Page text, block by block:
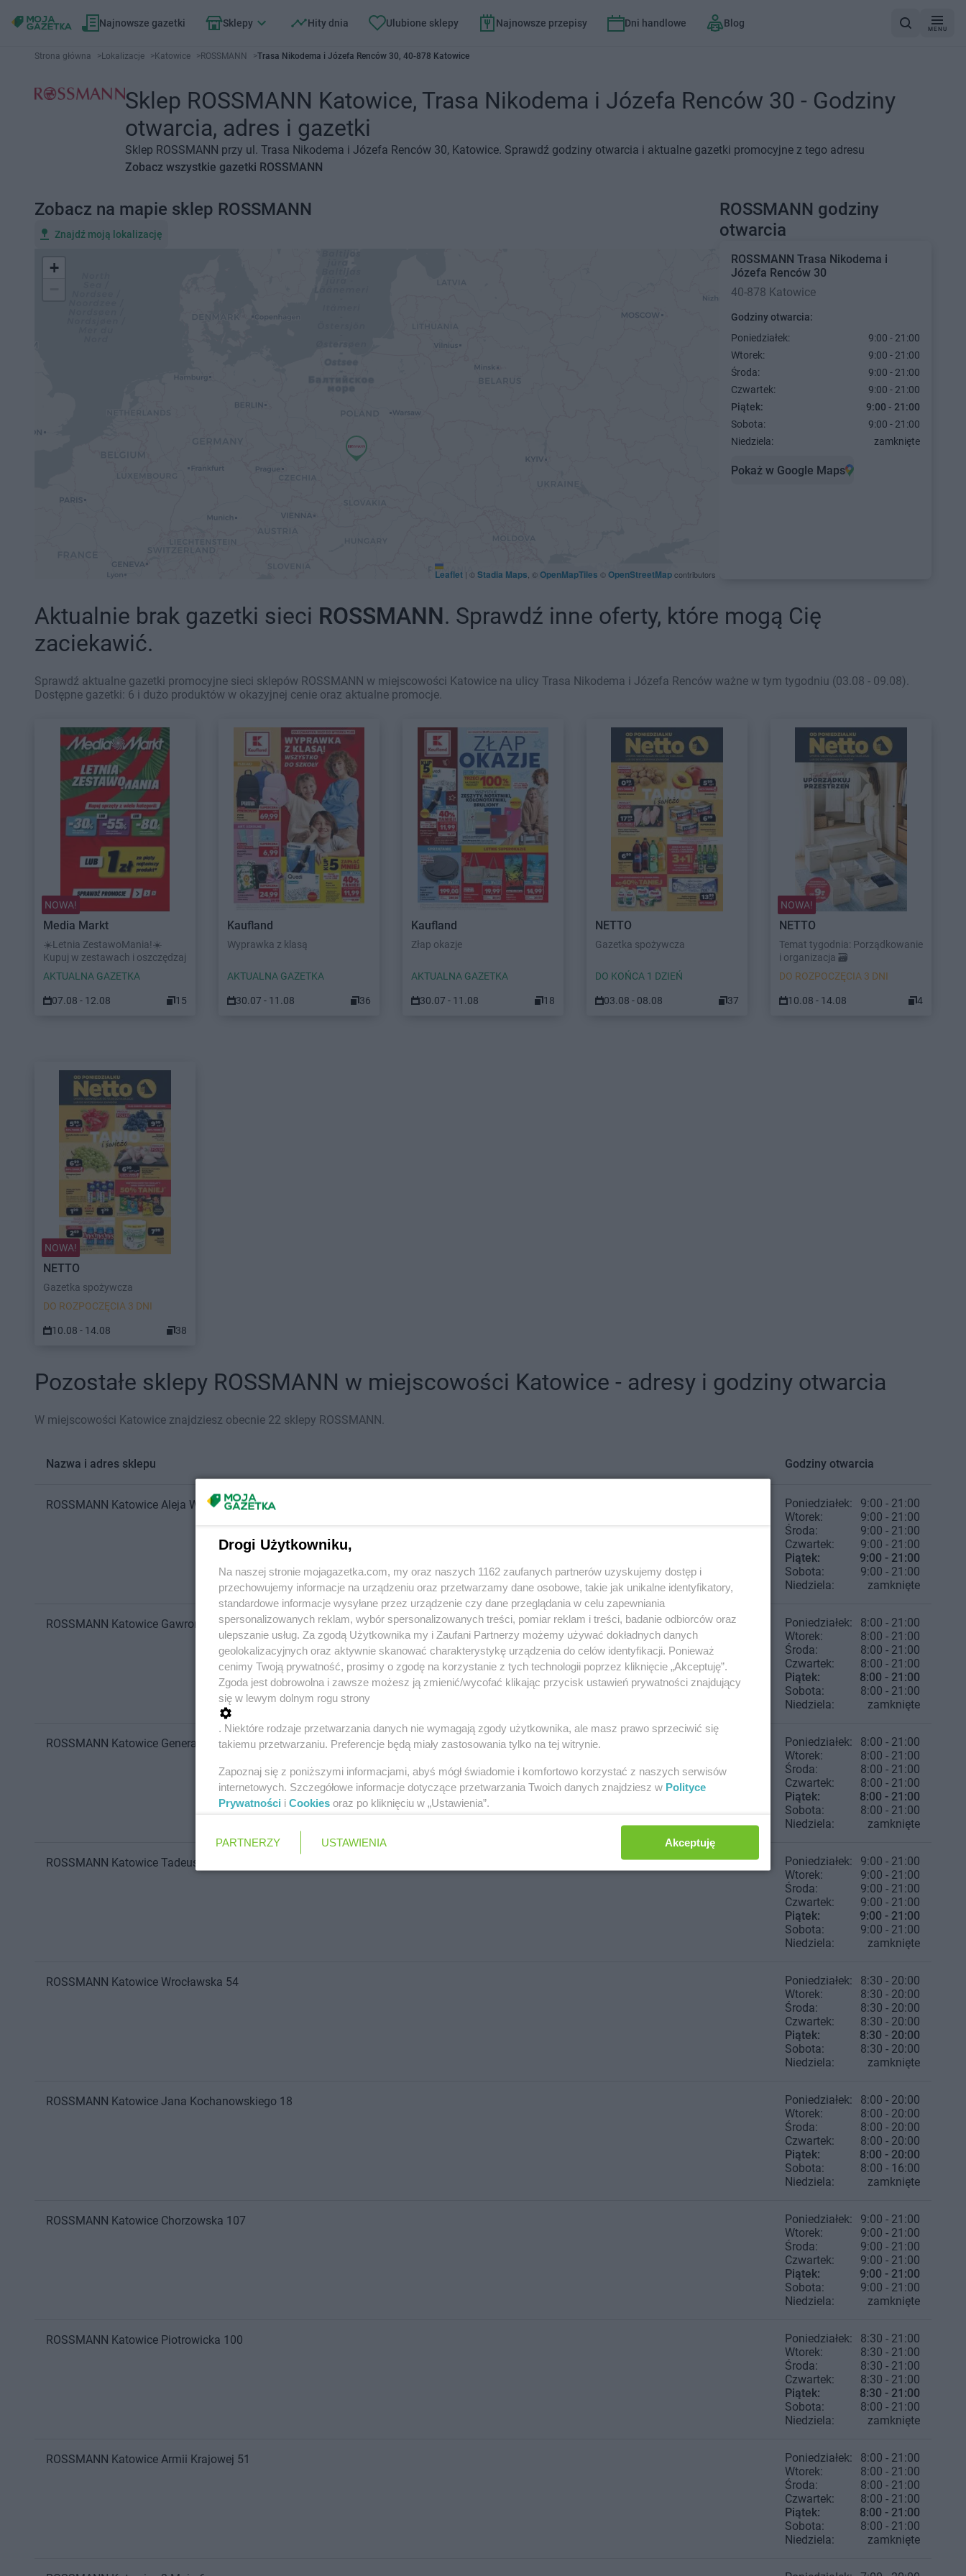
Najnowsze gazetki Sklepy Hity dnia Ulubione sklepy Najnowsze przepisy Dni handlowe Blog
MENU
Strona główna >Lokalizacje >Katowice >ROSSMANN >Trasa Nikodema i Józefa Renców 30, 40-878 Katowice
Sklep ROSSMANN Katowice, Trasa Nikodema i Józefa Renców 30 - Godziny
otwarcia, adres i gazetki
Sklep ROSSMANN przy ul. Trasa Nikodema i Józefa Renców 30, Katowice. Sprawdź godziny otwarcia i aktualne gazetki promocyjne z tego adresu
Zobacz wszystkie gazetki ROSSMANN
ROSSMANN godziny
otwarcia
ROSSMANN Trasa Nikodema i
Józefa Renców 30
40-878 Katowice
Godziny otwarcia:
Poniedziałek:
9:00 - 21:00
Wtorek:
9:00 - 21:00
Środa:
9:00 - 21:00
Czwartek:
9:00 - 21:00
Piątek:
9:00 - 21:00
Sobota:
9:00 - 21:00
Niedziela:
zamknięte
Pokaż w Google Maps
Zobacz na mapie sklep ROSSMANN
Znajdź moją lokalizację
+
Leaflet | ©Stadia Maps , ©OpenMapTiles ©OpenStreetMapcontributors
Aktualnie brak gazetki sieci ROSSMANN. Sprawdź inne oferty, które mogą Cię
zaciekawić.
Sprawdź aktualne gazetki promocyjne sieci sklepów ROSSMANN w miejscowości Katowice na ulicy Trasa Nikodema i Józefa Renców ważne w tym tygodniu (03.08 - 09.08).
Dostępne gazetki: 6 i dużo produktów w okazyjnej cenie oraz aktualne promocje.
NOWA!
Media Markt
☀️Letnia ZestawoMania!☀️
Kupuj w zestawach i oszczędzaj
AKTUALNA GAZETKA
07.08 - 12.08 15
Kaufland
Wyprawka z klasą
AKTUALNA GAZETKA
30.07 - 11.08 36
Kaufland
Złap okazje
AKTUALNA GAZETKA
30.07 - 11.08 18
NETTO
Gazetka spożywcza
DO KOŃCA 1 DZIEŃ
03.08 - 08.08 37
NOWA!
NETTO
Temat tygodnia: Porządkowanie
i organizacja 🗃️
DO ROZPOCZĘCIA 3 DNI
10.08 - 14.08 4
NOWA!
NETTO
Gazetka spożywcza
DO ROZPOCZĘCIA 3 DNI
10.08 - 14.08 38
Pozostałe sklepy ROSSMANN w miejscowości Katowice - adresy i godziny otwarcia
W miejscowości Katowice znajdziesz obecnie 22 sklepy ROSSMANN.
Nazwa i adres sklepu Godziny otwarcia
ROSSMANN Katowice Aleja Walentego Roździeńskiego 200 Poniedziałek:
9:00 - 21:00
Wtorek:
9:00 - 21:00
Środa:
9:00 - 21:00
Czwartek:
9:00 - 21:00
Piątek:
9:00 - 21:00
Sobota:
9:00 - 21:00
Niedziela:
zamknięte
ROSSMANN Katowice Gawronów 6 Poniedziałek:
8:00 - 21:00
Wtorek:
8:00 - 21:00
Środa:
8:00 - 21:00
Czwartek:
8:00 - 21:00
Piątek:
8:00 - 21:00
Sobota:
8:00 - 21:00
Niedziela:
zamknięte
ROSSMANN Katowice Generała Zygmunta Waltera-Jankego 15 Poniedziałek:
8:00 - 21:00
Wtorek:
8:00 - 21:00
Środa:
8:00 - 21:00
Czwartek:
8:00 - 21:00
Piątek:
8:00 - 21:00
Sobota:
8:00 - 21:00
Niedziela:
zamknięte
ROSSMANN Katowice Tadeusza Kościuszki 229 Poniedziałek:
9:00 - 21:00
Wtorek:
9:00 - 21:00
Środa:
9:00 - 21:00
Czwartek:
9:00 - 21:00
Piątek:
9:00 - 21:00
Sobota:
9:00 - 21:00
Niedziela:
zamknięte
ROSSMANN Katowice Wrocławska 54 Poniedziałek:
8:30 - 20:00
Wtorek:
8:30 - 20:00
Środa:
8:30 - 20:00
Czwartek:
8:30 - 20:00
Piątek:
8:30 - 20:00
Sobota:
8:30 - 20:00
Niedziela:
zamknięte
ROSSMANN Katowice Jana Kochanowskiego 18 Poniedziałek:
8:00 - 20:00
Wtorek:
8:00 - 20:00
Środa:
8:00 - 20:00
Czwartek:
8:00 - 20:00
Piątek:
8:00 - 20:00
Sobota:
8:00 - 16:00
Niedziela:
zamknięte
ROSSMANN Katowice Chorzowska 107 Poniedziałek:
9:00 - 21:00
Wtorek:
9:00 - 21:00
Środa:
9:00 - 21:00
Czwartek:
9:00 - 21:00
Piątek:
9:00 - 21:00
Sobota:
9:00 - 21:00
Niedziela:
zamknięte
ROSSMANN Katowice Piotrowicka 100 Poniedziałek:
8:30 - 21:00
Wtorek:
8:30 - 21:00
Środa:
8:30 - 21:00
Czwartek:
8:30 - 21:00
Piątek:
8:30 - 21:00
Sobota:
8:00 - 21:00
Niedziela:
zamknięte
ROSSMANN Katowice Armii Krajowej 51 Poniedziałek:
8:00 - 21:00
Wtorek:
8:00 - 21:00
Środa:
8:00 - 21:00
Czwartek:
8:00 - 21:00
Piątek:
8:00 - 21:00
Sobota:
8:00 - 21:00
Niedziela:
zamknięte
Drogi Użytkowniku,
Na naszej stronie mojagazetka.com, my oraz naszych 1162 zaufanych partnerów uzyskujemy dostęp i
przechowujemy informacje na urządzeniu oraz przetwarzamy dane osobowe, takie jak unikalne identyfikatory,
standardowe informacje wysyłane przez urządzenie czy dane przeglądania w celu zapewniania
spersonalizowanych reklam, wybór spersonalizowanych treści, pomiar reklam i treści, badanie odbiorców oraz
ulepszanie usług. Za zgodą Użytkownika my i Zaufani Partnerzy możemy używać dokładnych danych
geolokalizacyjnych oraz aktywnie skanować charakterystykę urządzenia do celów identyfikacji. Ponieważ
cenimy Twoją prywatność, prosimy o zgodę na korzystanie z tych technologii poprzez kliknięcie „Akceptuję”.
Zgoda jest dobrowolna i zawsze możesz ją zmienić/wycofać klikając przycisk ustawień prywatności znajdujący
się w lewym dolnym rogu strony
. Niektóre rodzaje przetwarzania danych nie wymagają zgody użytkownika, ale masz prawo sprzeciwić się
takiemu przetwarzaniu. Preferencje będą miały zastosowania tylko na tej witrynie.
Zapoznaj się z poniższymi informacjami, abyś mógł świadomie i komfortowo korzystać z naszych serwisów
internetowych. Szczegółowe informacje dotyczące przetwarzania Twoich danych znajdziesz w Polityce
Prywatności i Cookies oraz po kliknięciu w „Ustawienia”.
PARTNERZY USTAWIENIA Akceptuję